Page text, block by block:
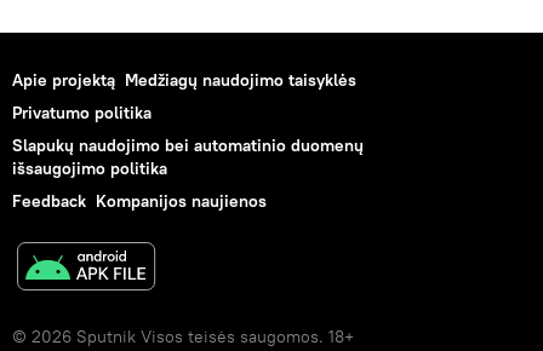
Apie projektą Medžiagų naudojimo taisyklės
Privatumo politika
Slapukų naudojimo bei automatinio duomenų
išsaugojimo politika
Feedback Kompanijos naujienos
© 2026 Sputnik Visos teisės saugomos. 18+